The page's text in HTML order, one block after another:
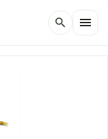
search menu